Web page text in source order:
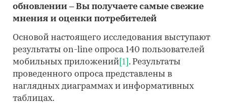
обновлении – Вы получаете самые свежие
мнения и оценки потребителей
Основой настоящего исследования выступают
результаты on-line опроса 140 пользователей
мобильных приложений [1] . Результаты
проведенного опроса представлены в
наглядных диаграммах и информативных
таблицах.